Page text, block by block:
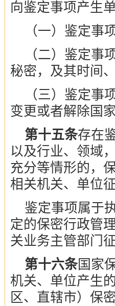
向鉴定事项产生
（一）鉴定事
（二）鉴定事
秘密，及其时间
（三）鉴定事
变更或者解除国
第十五条存在
以及行业、领域
充分等情形的，
相关机关、单位
鉴定事项属于
定的保密行政管
关业务主管部门
第十六条国家
机关、单位产生
区、直辖市）保